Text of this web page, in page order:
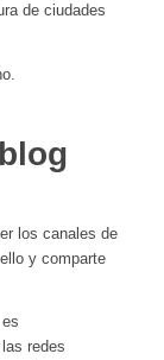
de ciudades
los canales de
y comparte
redes